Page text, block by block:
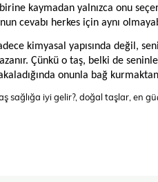
kaymadan yalnızca onu
cevabı herkes için aynı
kimyasal yapısında değil,
Çünkü o taş, belki de
onunla bağ
sağlığa iyi gelir?, doğal taşlar, en